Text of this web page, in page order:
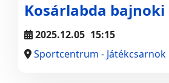
Kosárlabda bajnoki
2025.12.05 15:15
Sportcentrum - Játékcsarnok